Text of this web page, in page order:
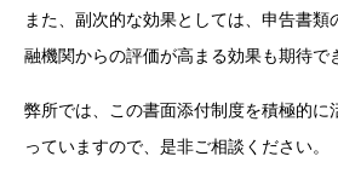
また、副次的な効果としては、申告書類
融機関からの評価が高まる効果も期待で
弊所では、この書面添付制度を積極的に
っていますので、是非ご相談ください。